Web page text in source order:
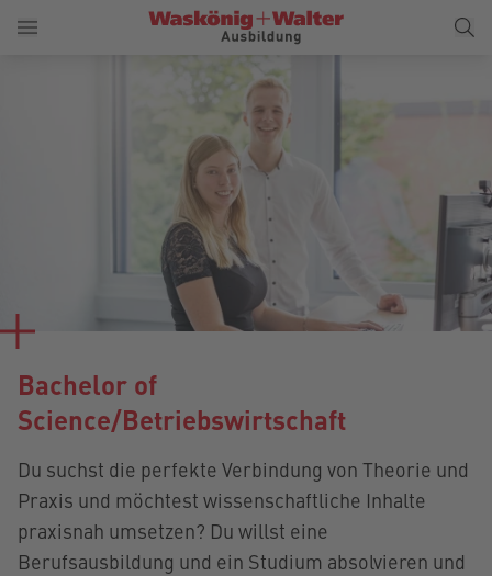
Bachelor of
Science/Betriebswirtschaft
Du suchst die perfekte Verbindung von Theorie und
Praxis und möchtest wissenschaftliche Inhalte
praxisnah umsetzen? Du willst eine
Berufsausbildung und ein Studium absolvieren und